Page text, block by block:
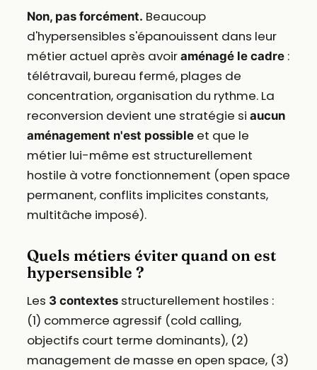
Non, pas forcément. Beaucoup
d'hypersensibles s'épanouissent dans leur
métier actuel après avoir aménagé le cadre:
télétravail, bureau fermé, plages de
concentration, organisation du rythme. La
reconversion devient une stratégie si aucun
aménagement n'est possibleet que le
métier lui-même est structurellement
hostile à votre fonctionnement (open space
permanent, conflits implicites constants,
multitâche imposé).
Quels métiers éviter quand on est
hypersensible ?
Les 3 contextesstructurellement hostiles :
(1) commerce agressif (cold calling,
objectifs court terme dominants), (2)
management de masse en open space, (3)